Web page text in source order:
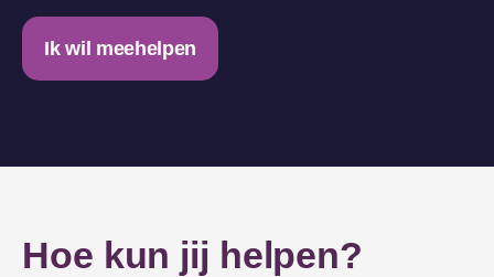
Ik wil meehelpen
Hoe kun jij helpen?